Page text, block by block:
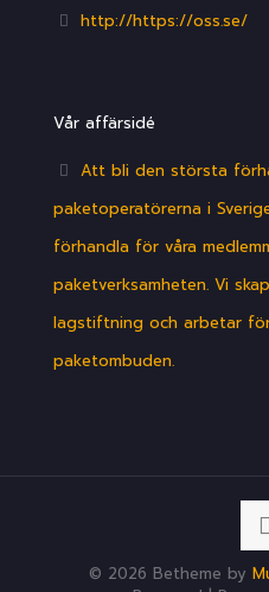
http://https://oss.se/
Vår affärsidé
Att bli den största
paketoperatörerna i
förhandla för våra
paketverksamheten. Vi
lagstiftning och arbetar
paketombuden.
© 2026 Betheme by